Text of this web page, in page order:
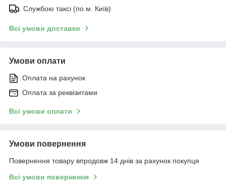
Службою таксі (по м. Київ)
Всі умови доставки
Умови оплати
Оплата на рахунок
Оплата за реквізитами
Всі умови оплати
Умови повернення
Повернення товару впродовж 14 днів за рахунок покупця
Всі умови повернення